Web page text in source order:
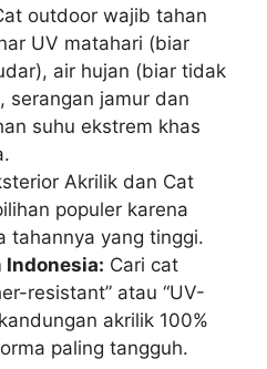
outdoor wajib tahan
UV matahari (biar
air hujan (biar tidak
serangan jamur dan
suhu ekstrem khas
Akrilik dan Cat
populer karena
tahannya yang tinggi.
Cari cat
resistant” atau “UV-
akrilik 100%
paling tangguh.